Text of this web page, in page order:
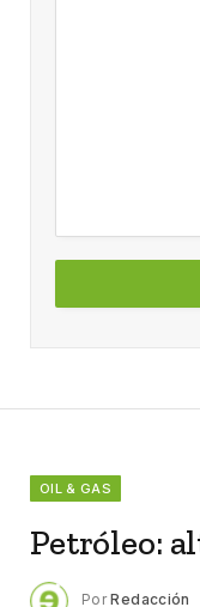
OIL & GAS
Petróleo:
Por Redacción